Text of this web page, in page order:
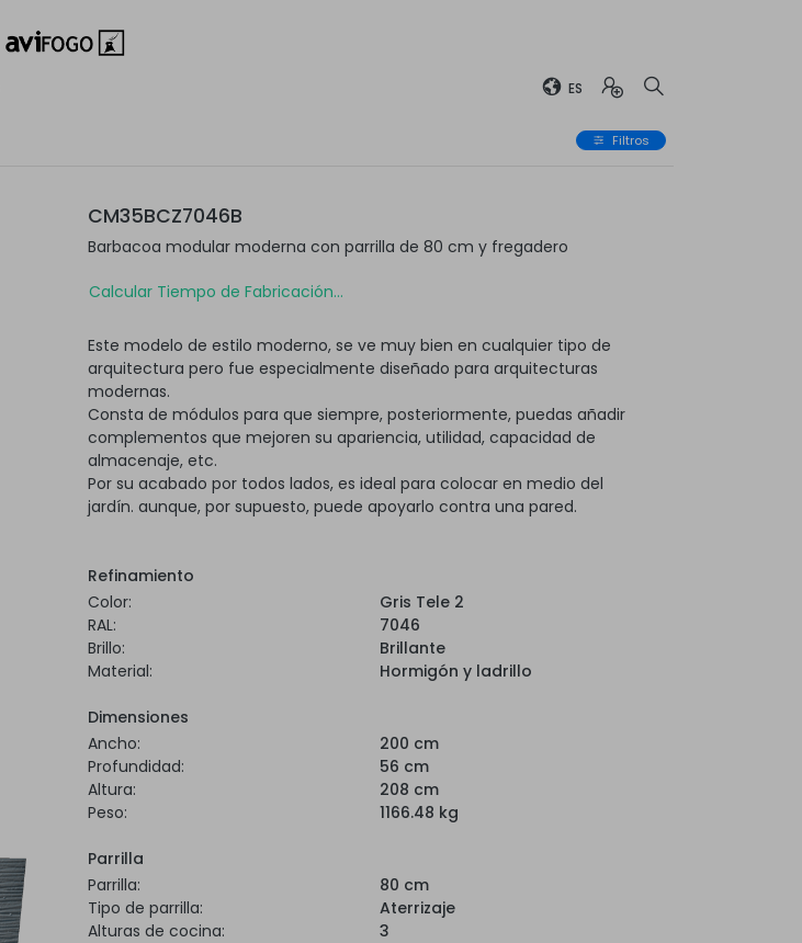
ES
Filtros
CM35BCZ7046B
Barbacoa modular moderna con parrilla de 80 cm y fregadero
Calcular Tiempo de Fabricación...
Este modelo de estilo moderno, se ve muy bien en cualquier tipo de
arquitectura pero fue especialmente diseñado para arquitecturas
modernas.
Consta de módulos para que siempre, posteriormente, puedas añadir
complementos que mejoren su apariencia, utilidad, capacidad de
almacenaje, etc.
Por su acabado por todos lados, es ideal para colocar en medio del
jardín. aunque, por supuesto, puede apoyarlo contra una pared.
Refinamiento
Color:
Gris Tele 2
RAL:
7046
Brillo:
Brillante
Material:
Hormigón y ladrillo
Dimensiones
Ancho:
200 cm
Profundidad:
56 cm
Altura:
208 cm
Peso:
1166.48 kg
Parrilla
Parrilla:
80 cm
Tipo de parrilla:
Aterrizaje
Alturas de cocina:
3